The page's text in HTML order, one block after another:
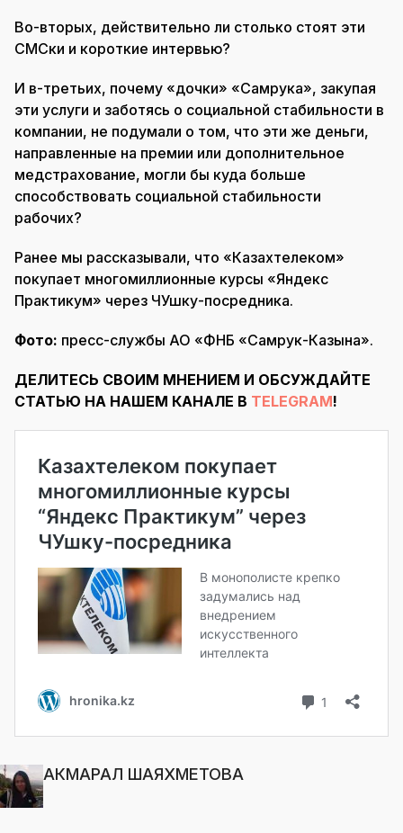
Во-вторых, действительно ли столько стоят эти
СМСки и короткие интервью?
И в-третьих, почему «дочки» «Самрука», закупая
эти услуги и заботясь о социальной стабильности в
компании, не подумали о том, что эти же деньги,
направленные на премии или дополнительное
медстрахование, могли бы куда больше
способствовать социальной стабильности
рабочих?
Ранее мы рассказывали, что «Казахтелеком»
покупает многомиллионные курсы «Яндекс
Практикум» через ЧУшку-посредника.
Фото: пресс-службы АО «ФНБ «Самрук-Казына».
ДЕЛИТЕСЬ СВОИМ МНЕНИЕМ И ОБСУЖДАЙТЕ
СТАТЬЮ НА НАШЕМ КАНАЛЕ В TELEGRAM!
АКМАРАЛ ШАЯХМЕТОВА